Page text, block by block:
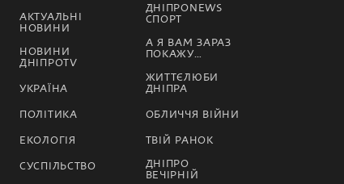
АКТУАЛЬНІ
НОВИНИ
НОВИНИ
ДНІПРОTV
УКРАЇНА
ПОЛІТИКА
ЕКОЛОГІЯ
СУСПІЛЬСТВО
ДНІПРОNEWS
СПОРТ
А Я ВАМ ЗАРАЗ
ПОКАЖУ…
ЖИТТЄЛЮБИ
ДНІПРА
ОБЛИЧЧЯ ВІЙНИ
ТВІЙ РАНОК
ДНІПРО
ВЕЧІРНІЙ